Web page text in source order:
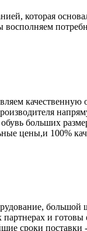
которая
восполняем
производителя
больших
100%
и готовы
сроки поставки